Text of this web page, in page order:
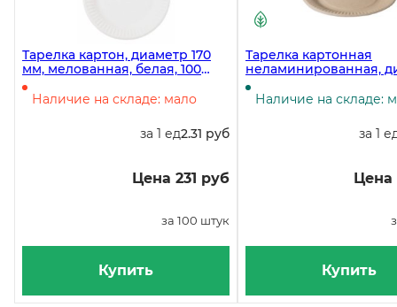
Тарелка картон, диаметр 170
мм, мелованная, белая, 100
штук
Наличие на складе: мало
за 1 ед2.31 руб
Цена 231 руб
за 100 штук
Купить
Тарелка картонная
неламинированная,
180 мм, крафт, 150 штук
Наличие на складе:
за 1
Цена
Купить